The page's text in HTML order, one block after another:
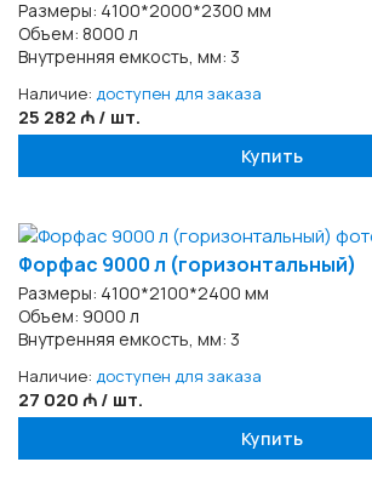
Размеры: 4100*2000*2300 мм
Объем: 8000 л
Внутренняя емкость, мм: 3
Наличие: доступен для заказа
25 282 ₼ / шт.
Купить
Форфас 9000 л (горизонтальный)
Размеры: 4100*2100*2400 мм
Объем: 9000 л
Внутренняя емкость, мм: 3
Наличие: доступен для заказа
27 020 ₼ / шт.
Купить